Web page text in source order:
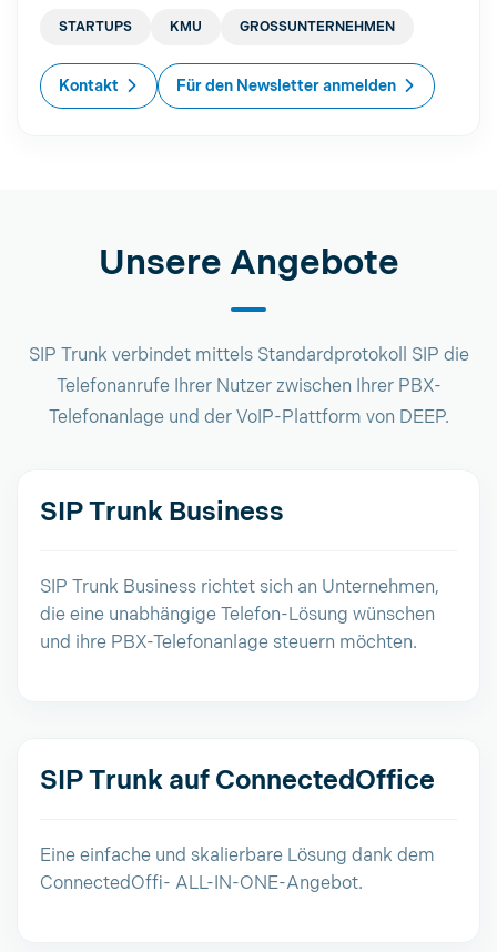
STARTUPS KMU GROSSUNTERNEHMEN
Kontakt Für den Newsletter anmelden
Unsere Angebote
SIP Trunk verbindet mittels Standardprotokoll SIP die
Telefonanrufe Ihrer Nutzer zwischen Ihrer PBX-
Telefonanlage und der VoIP-Plattform von DEEP.
SIP Trunk Business
SIP Trunk Business richtet sich an Unternehmen,
die eine unabhängige Telefon-Lösung wünschen
und ihre PBX-Telefonanlage steuern möchten.
SIP Trunk auf ConnectedOffice
Eine einfache und skalierbare Lösung dank dem
ConnectedOffi- ALL-IN-ONE-Angebot.